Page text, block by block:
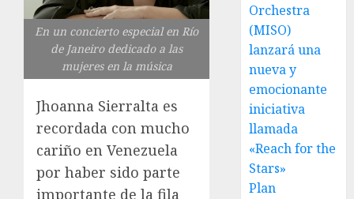
En un concierto especial en Río
de Janeiro dedicado a las
mujeres en la música
Jhoanna Sierralta es
recordada con mucho
cariño en Venezuela
por haber sido parte
importante de la fila
Orchestra
(MISO)
lanzará una
nueva y
emocionante
iniciativa
llamada
«Reach for the
Stars»
Plan